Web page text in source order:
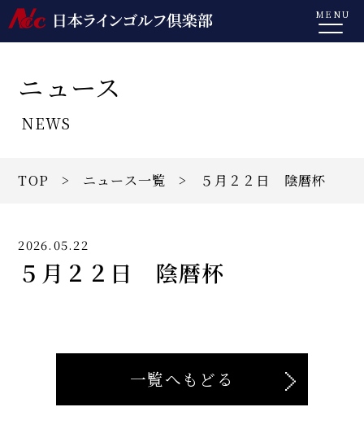
MENU
ニュース
NEWS
TOP > ニュース一覧 > ５月２２日 陰暦杯
2026.05.22
５月２２日 陰暦杯
一覧へもどる